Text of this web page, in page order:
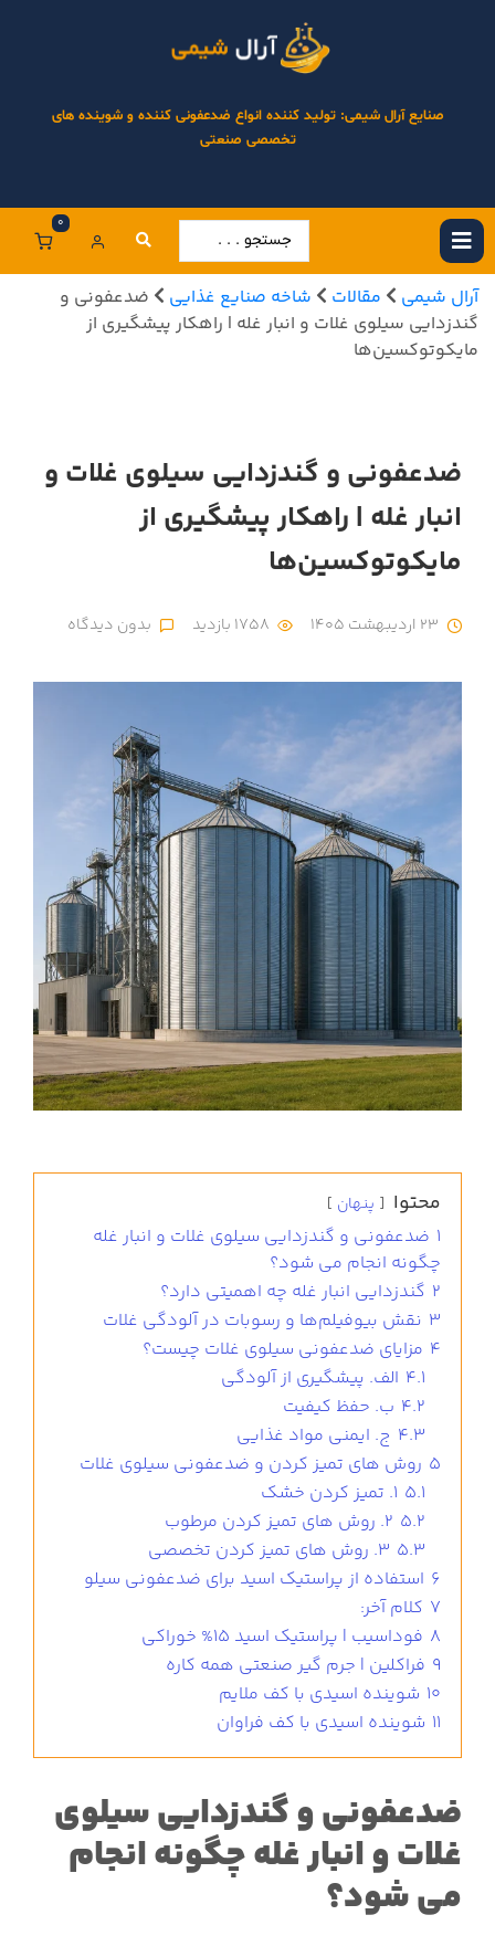
صنایع آرال شیمی: تولید کننده انواع ضدعفونی کننده و شوینده های
تخصصی صنعتی
0
آرال شیمی مقالات شاخه صنایع غذایی
ضدعفونی و
گندزدایی سیلوی غلات و انبار غله | راهکار پیشگیری از
مایکوتوکسین‌ها
ضدعفونی و گندزدایی سیلوی غلات و
انبار غله | راهکار پیشگیری از
مایکوتوکسین‌ها
بدون دیدگاه
محتوا پنهان
1 ضدعفونی و گندزدایی سیلوی غلات و انبار غله
چگونه انجام می شود؟
2 گندزدایی انبار غله چه اهمیتی دارد؟
3 نقش بیوفیلم‌ها و رسوبات در آلودگی غلات
4 مزایای ضدعفونی سیلوی غلات چیست؟
4.1 الف. پیشگیری از آلودگی
4.2 ب. حفظ کیفیت
4.3 ج. ایمنی مواد غذایی
5 روش های تمیز کردن و ضدعفونی سیلوی غلات
5.1 1. تمیز کردن خشک
5.2 2. روش های تمیز کردن مرطوب
5.3 3. روش های تمیز کردن تخصصی
6 استفاده از پراستیک اسید برای ضدعفونی سیلو
7 کلام آخر:
8 فوداسیب | پراستیک اسید 15% خوراکی
9 فراکلین | جرم گیر صنعتی همه کاره
10 شوینده اسیدی با کف ملایم
11 شوینده اسیدی با کف فراوان
ضدعفونی و گندزدایی سیلوی
غلات و انبار غله چگونه انجام
می شود؟